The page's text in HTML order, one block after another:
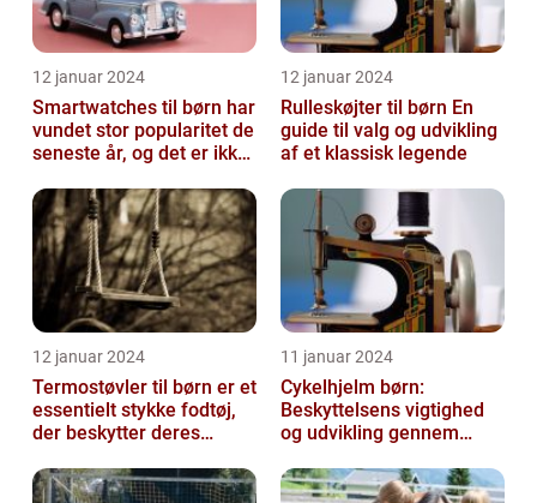
12 januar 2024
Smartwatches til børn har
vundet stor popularitet de
seneste år, og det er ikke
12 januar 2024
Rulleskøjter til børn En
guide til valg og udvikling
af et klassisk legende
12 januar 2024
Termostøvler til børn er et
essentielt stykke fodtøj,
der beskytter deres
fugti...
11 januar 2024
Cykelhjelm børn:
Beskyttelsens vigtighed
og udvikling gennem